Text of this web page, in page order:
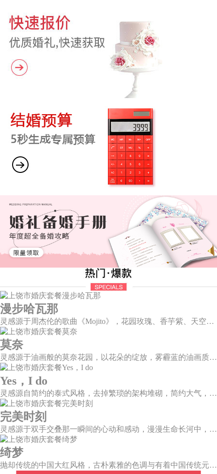
漫步哈瓦那
灵感源于周杰伦的歌曲《Mojito》，花园玫瑰、香芋紫、天空蓝等色彩碰撞出的热带风情，在多层次空间下大方异域光彩。因为遇见了爱情，整个世界都变得五彩斑斓。
莫奈
灵感源于油画般的莫奈花园，以花朵的绽放，雾霾蓝的油画质感打造，簇拥着花房的精美花艺点缀。在这幽静美好的方寸之地，浪漫正在生长和蔓延，直至永恒。
Yes，I do
灵感源自简约的泰式风格，去掉繁琐的架构堆砌，简约大气，雪山白与玛莎拉红的色彩碰撞，打造一种温馨明亮的感觉。
完美时刻
灵感源于双手交叠那一瞬间的心动和感动，漫漫生命长河中，我不再是浮光掠影，而是永恒陪伴。唯有华美，才能与这一刻相匹配。
绮梦
抛却传统的中国大红风格，古朴素雅的色调与有着中国传统元素相辅相成的新中式风格，象形山岚造型、建筑风格的屏风设计、摇曳生姿的芦苇花艺，带你走进一个充满中式情怀的东方绮梦。